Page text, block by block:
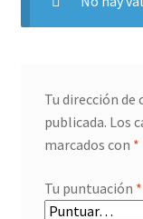
Tu dirección
publicada. Los
marcados con *
Tu puntuación *